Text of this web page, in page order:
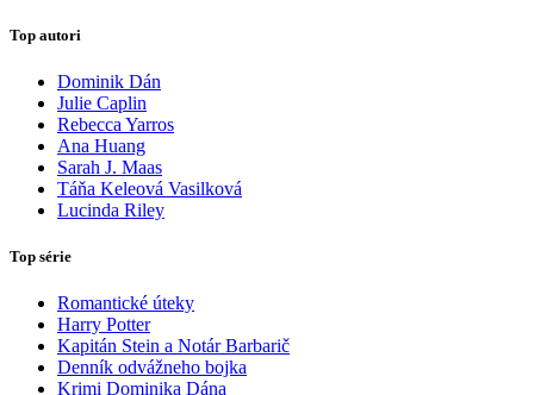
Top autori
Dominik Dán
Julie Caplin
Rebecca Yarros
Ana Huang
Sarah J. Maas
Táňa Keleová Vasilková
Lucinda Riley
Top série
Romantické úteky
Harry Potter
Kapitán Stein a Notár Barbarič
Denník odvážneho bojka
Krimi Dominika Dána